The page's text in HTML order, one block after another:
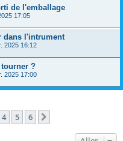
de l'emballage
17:05
dans l'intrument
2025 16:12
?
2025 17:00
4 5 6